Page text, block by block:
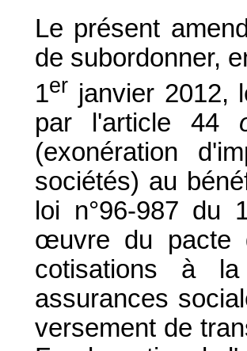
Le présent
de subordonner,
1er janvier 2012,
par l'article 44
(exonération
sociétés) au
loi n°96-987 du
œuvre du pacte
cotisations à
assurances
versement de